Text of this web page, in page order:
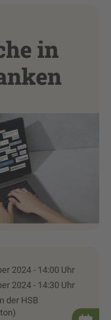
in
2024 - 14:00 Uhr
2024 - 14:30 Uhr
der HSB